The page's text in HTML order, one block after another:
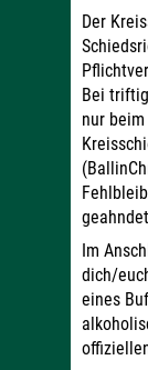
Der
Bei
nur
Im
dich/
eines